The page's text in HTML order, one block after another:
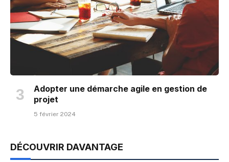
Adopter une démarche agile en gestion de
projet
5 février 2024
DÉCOUVRIR DAVANTAGE